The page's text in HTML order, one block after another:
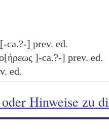
ca.?-] prev. ed.
]-ca.?-] prev. ed.
ed.
Hinweise zu